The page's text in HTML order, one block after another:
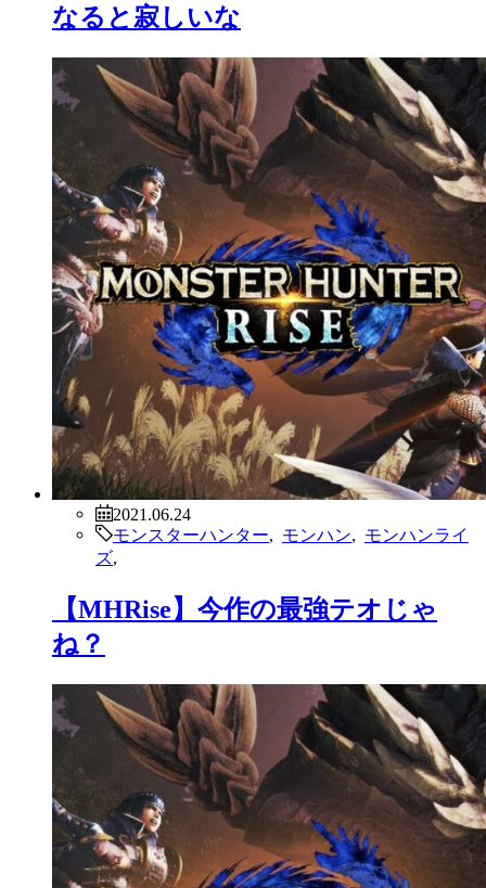
なると寂しいな
2021.06.24
モンスターハンター
モンハン
モンハンライ
ズ
【MHRise】今作の最強テオじゃ
ね？